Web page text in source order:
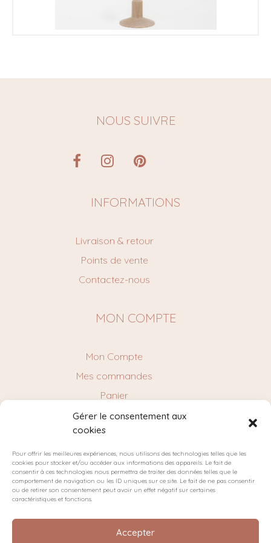
Gérer le consentement aux
cookies
Pour offrir les meilleures expériences, nous utilisons des technologies telles que les
cookies pour stocker et/ou accéder aux informations des appareils. Le fait de
consentir à ces technologies nous permettra de traiter des données telles que le
comportement de navigation ou les ID uniques sur ce site. Le fait de ne pas consentir
ou de retirer son consentement peut avoir un effet négatif sur certaines
caractéristiques et fonctions.
Accepter
€
NOUS SUIVRE
INFORMATIONS
Livraison & retour
Points de vente
Contactez-nous
MON COMPTE
Mon Compte
Mes commandes
Panier
NEWSLETTER